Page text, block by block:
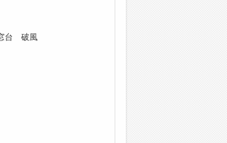
台 破風